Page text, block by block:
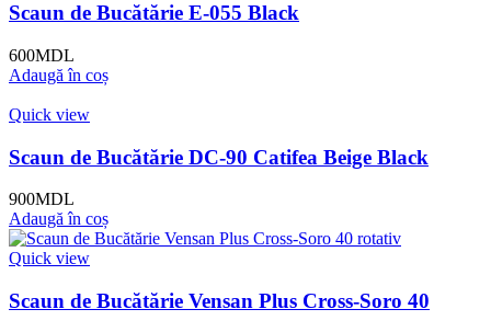
Scaun de Bucătărie E-055 Black
600MDL
Adaugă în coș
Quick view
Scaun de Bucătărie DC-90 Catifea Beige Black
900MDL
Adaugă în coș
Quick view
Scaun de Bucătărie Vensan Plus Cross-Soro 40